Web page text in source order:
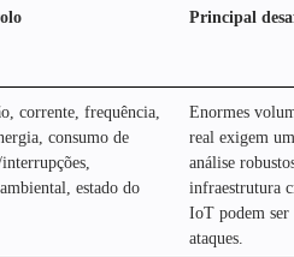
Principal
corrente, frequência,
consumo de
estado do
Enormes
real exigem
análise
infraestrutura
IoT podem ser
ataques.